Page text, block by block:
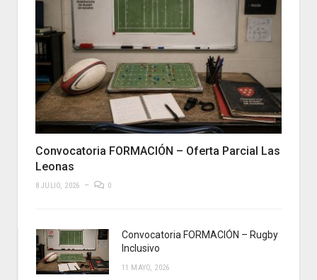
Convocatoria FORMACIÓN – Oferta Parcial Las
Leonas
8 JULIO, 2026 0
Convocatoria FORMACIÓN – Rugby
Inclusivo
11 MAYO, 2026